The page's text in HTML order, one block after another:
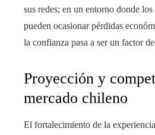
sus redes; en un entorno donde
pueden ocasionar pérdidas
la confianza pasa a ser un factor
Proyección y
mercado chileno
El fortalecimiento de la